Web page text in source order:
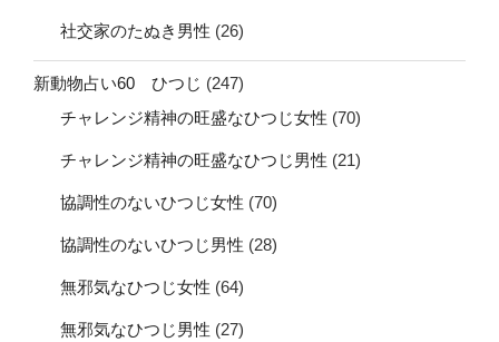
社交家のたぬき男性 (26)
新動物占い60 ひつじ (247)
チャレンジ精神の旺盛なひつじ女性 (70)
チャレンジ精神の旺盛なひつじ男性 (21)
協調性のないひつじ女性 (70)
協調性のないひつじ男性 (28)
無邪気なひつじ女性 (64)
無邪気なひつじ男性 (27)